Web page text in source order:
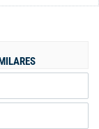
servicios son